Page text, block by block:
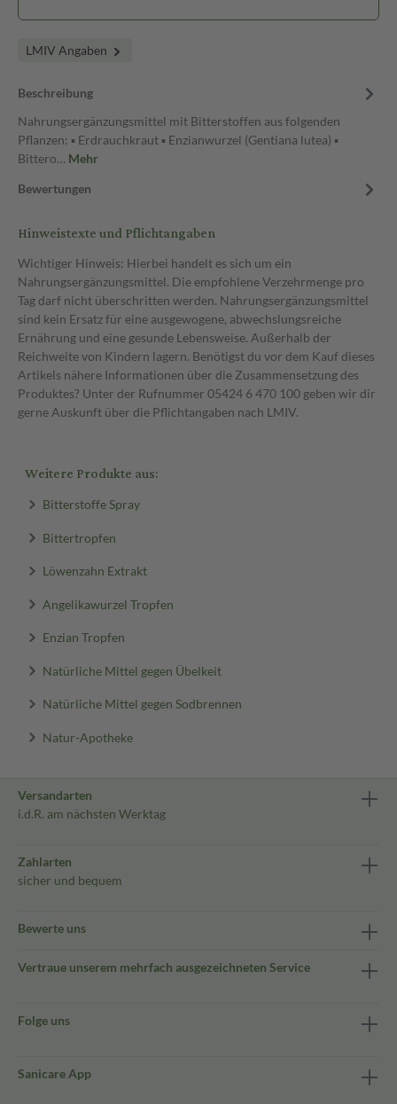
LMIV Angaben
Beschreibung
Nahrungsergänzungsmittel mit Bitterstoffen aus folgenden
Pflanzen: ▪ Erdrauchkraut ▪ Enzianwurzel (Gentiana lutea) ▪
Bittero… Mehr
Bewertungen
Hinweistexte und Pflichtangaben
Wichtiger Hinweis: Hierbei handelt es sich um ein
Nahrungsergänzungsmittel. Die empfohlene Verzehrmenge pro
Tag darf nicht überschritten werden. Nahrungsergänzungsmittel
sind kein Ersatz für eine ausgewogene, abwechslungsreiche
Ernährung und eine gesunde Lebensweise. Außerhalb der
Reichweite von Kindern lagern. Benötigst du vor dem Kauf dieses
Artikels nähere Informationen über die Zusammensetzung des
Produktes? Unter der Rufnummer 05424 6 470 100 geben wir dir
gerne Auskunft über die Pflichtangaben nach LMIV.
Weitere Produkte aus:
Bitterstoffe Spray
Bittertropfen
Löwenzahn Extrakt
Angelikawurzel Tropfen
Enzian Tropfen
Natürliche Mittel gegen Übelkeit
Natürliche Mittel gegen Sodbrennen
Natur-Apotheke
Versandarten
i.d.R. am nächsten Werktag
Zahlarten
sicher und bequem
Bewerte uns
Vertraue unserem mehrfach ausgezeichneten Service
Folge uns
Sanicare App